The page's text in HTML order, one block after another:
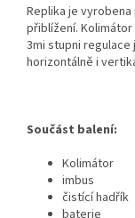
Replika je
přiblížení.
3mi stupni
horizontálně i
Součást balení:
Kolimátor
imbus
čistící hadřík
baterie